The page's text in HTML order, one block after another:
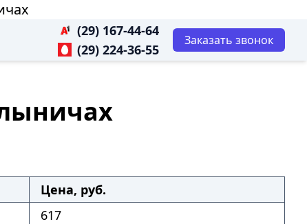
(29) 167-44-64
(29) 224-36-55
Заказать звонок
Цена, руб.
617